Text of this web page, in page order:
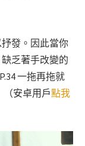
發。因此當你
乏著手改變的
一拖再拖就
（安卓用戶點我